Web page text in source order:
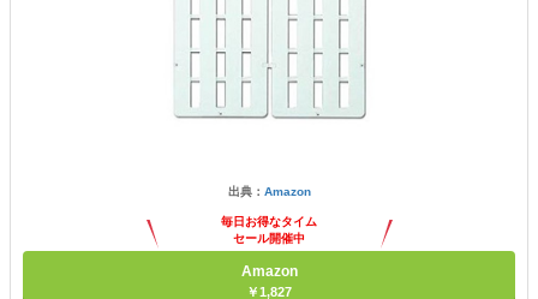
出典： Amazon
毎日お得なタイム
セール開催中
Amazon
￥1,827